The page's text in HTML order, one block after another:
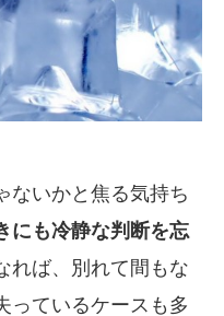
ないかと焦る気持ち
にも冷静な判断を忘
れば、別れて間もな
っているケースも多